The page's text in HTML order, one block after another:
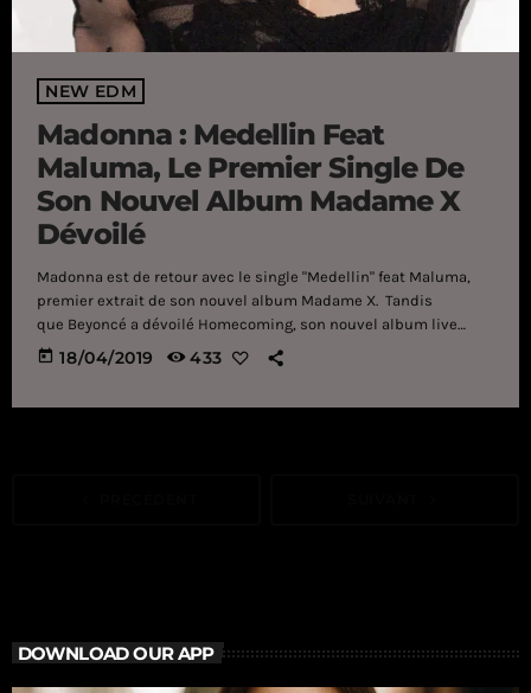
NEW EDM
Madonna : Medellin Feat
Maluma, Le Premier Single De
Son Nouvel Album Madame X
Dévoilé
Madonna est de retour avec le single "Medellin" feat Maluma,
premier extrait de son nouvel album Madame X. Tandis
que Beyoncé a dévoilé Homecoming, son nouvel album live
surprise, Madonnaest de retour en ce mercredi 17 avril 2019
avec "Medellin", un premier single qu'elle partage avec la star
today 18/04/2019 433
DOWNLOAD OUR APP